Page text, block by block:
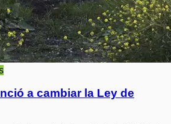
a cambiar la Ley de